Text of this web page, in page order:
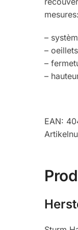
–
– oeillets
–
–
EAN: